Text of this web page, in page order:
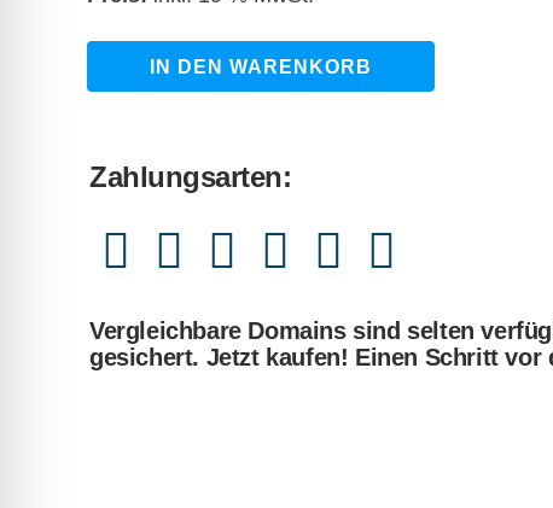
989,00 €
869,00 €.
marmeladen-IN DEN WARENKORB
Zahlungsarten:
Vergleichbare Domains sind selten
gesichert. Jetzt kaufen! Einen Schritt vor